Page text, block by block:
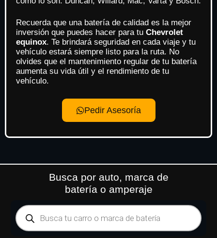
Recuerda que una batería de calidad es la mejor
inversión que puedes hacer para tu Chevrolet
equinox. Te brindará seguridad en cada viaje y tu
vehículo estará siempre listo para la ruta. No
olvides que el mantenimiento regular de tu batería
aumenta su vida útil y el rendimiento de tu
vehículo.
Pedir Asesoría
Busca por auto, marca de
batería o amperaje